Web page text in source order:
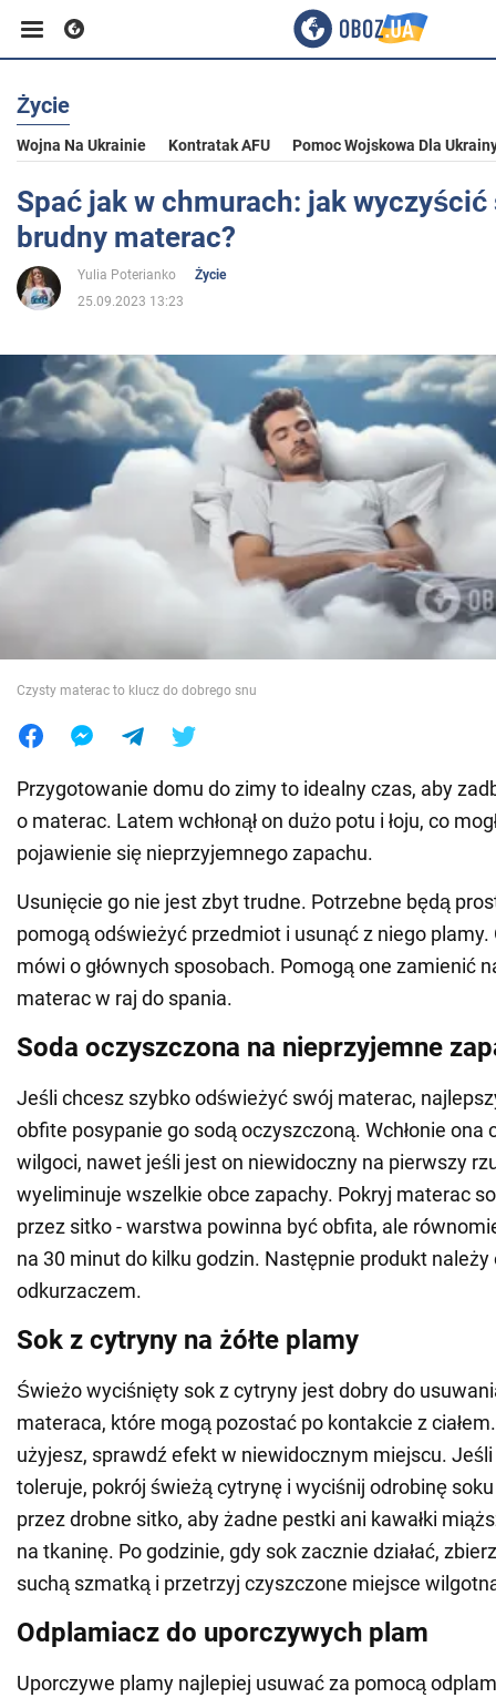
Biznes
Sport
Rozrywka
Polityka
Społeczeństwo
Wojna na Ukrainie
Jedzenie
Życie
Wojna Na Ukrainie Kontratak AFU Pomoc Wojskowa Dla
Spać jak w chmurach: jak wyczyścić
brudny materac?
Yulia Poterianko
Życie
25.09.2023 13:23
Czysty materac to klucz do dobrego snu
Przygotowanie domu do zimy to idealny czas, aby
o materac. Latem wchłonął on dużo potu i łoju, co
pojawienie się nieprzyjemnego zapachu.
Usunięcie go nie jest zbyt trudne. Potrzebne będą
pomogą odświeżyć przedmiot i usunąć z niego plamy.
mówi o głównych sposobach. Pomogą one zamienić
materac w raj do spania.
Soda oczyszczona na nieprzyjemne
Jeśli chcesz szybko odświeżyć swój materac,
obfite posypanie go sodą oczyszczoną. Wchłonie ona
wilgoci, nawet jeśli jest on niewidoczny na pierwszy
wyeliminuje wszelkie obce zapachy. Pokryj materac
przez sitko - warstwa powinna być obfita, ale
na 30 minut do kilku godzin. Następnie produkt należy
odkurzaczem.
Sok z cytryny na żółte plamy
Świeżo wyciśnięty sok z cytryny jest dobry do
materaca, które mogą pozostać po kontakcie z
użyjesz, sprawdź efekt w niewidocznym miejscu.
toleruje, pokrój świeżą cytrynę i wyciśnij odrobinę
przez drobne sitko, aby żadne pestki ani kawałki
na tkaninę. Po godzinie, gdy sok zacznie działać,
suchą szmatką i przetrzyj czyszczone miejsce
Odplamiacz do uporczywych plam
Uporczywe plamy najlepiej usuwać za pomocą